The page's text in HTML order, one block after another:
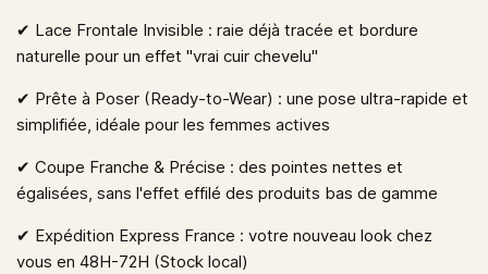
✔︎ Lace Frontale Invisible : raie déjà tracée et bordure
naturelle pour un effet "vrai cuir chevelu"
✔︎ Prête à Poser (Ready-to-Wear) : une pose ultra-rapide et
simplifiée, idéale pour les femmes actives
✔︎ Coupe Franche & Précise : des pointes nettes et
égalisées, sans l'effet effilé des produits bas de gamme
✔︎ Expédition Express France : votre nouveau look chez
vous en 48H-72H (Stock local)